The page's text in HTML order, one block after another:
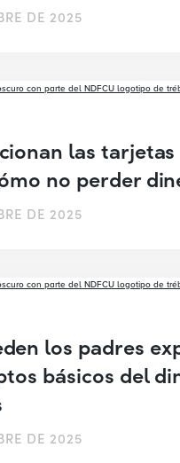
DE 2025
las tarjetas
no perder
DE 2025
los padres
básicos del
DE 2025